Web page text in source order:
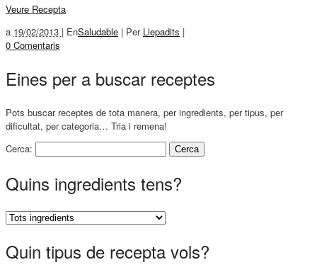
Veure Recepta
a 19/02/2013 | EnSaludable | Per Llepadits |
0 Comentaris
Eines per a buscar receptes
Pots buscar receptes de tota manera, per ingredients, per tipus, per
dificultat, per categoria… Tria i remena!
Cerca:
Quins ingredients tens?
Quin tipus de recepta vols?